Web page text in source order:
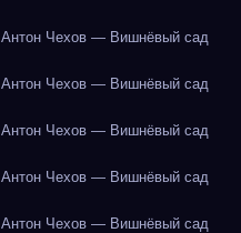
Антон Чехов — Вишнёвый сад
Антон Чехов — Вишнёвый сад
Антон Чехов — Вишнёвый сад
Антон Чехов — Вишнёвый сад
Антон Чехов — Вишнёвый сад